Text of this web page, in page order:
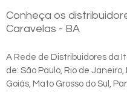
Conheça os
Caravelas - BA
A Rede de Distribuidores da
de: São Paulo, Rio de
Goiás, Mato Grosso do Sul,